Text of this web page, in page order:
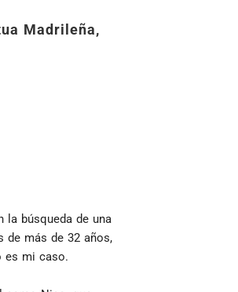
Madrileña,
la búsqueda de una
de más de 32 años,
es mi caso.